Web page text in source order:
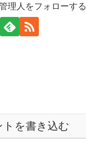
理人をフォローする
トを書き込む